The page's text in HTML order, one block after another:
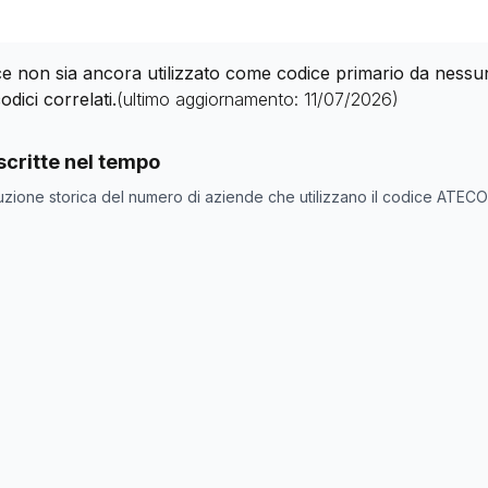
non sia ancora utilizzato come codice primario da
correlati.(ultimo aggiornamento: 11/07/2026)
nel tempo
storica del numero di aziende che utilizzano il codice
con codice ATECO
Numero aziende